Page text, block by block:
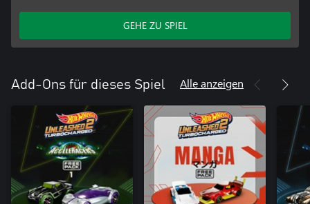
GEHE ZU SPIEL
Add-Ons für dieses Spiel Alle anzeigen